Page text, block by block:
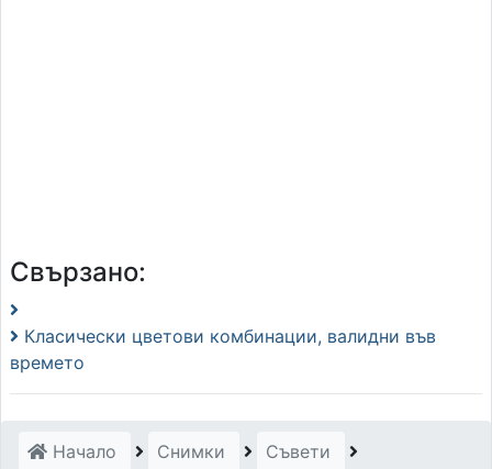
Свързано:
Класически цветови комбинации, валидни във
времето
Начало Снимки
Съвети